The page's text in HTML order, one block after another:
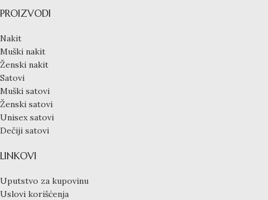
PROIZVODI
Nakit
Muški nakit
Ženski nakit
Satovi
Muški satovi
Ženski satovi
Unisex satovi
Dečiji satovi
LINKOVI
Uputstvo za kupovinu
Uslovi korišćenja